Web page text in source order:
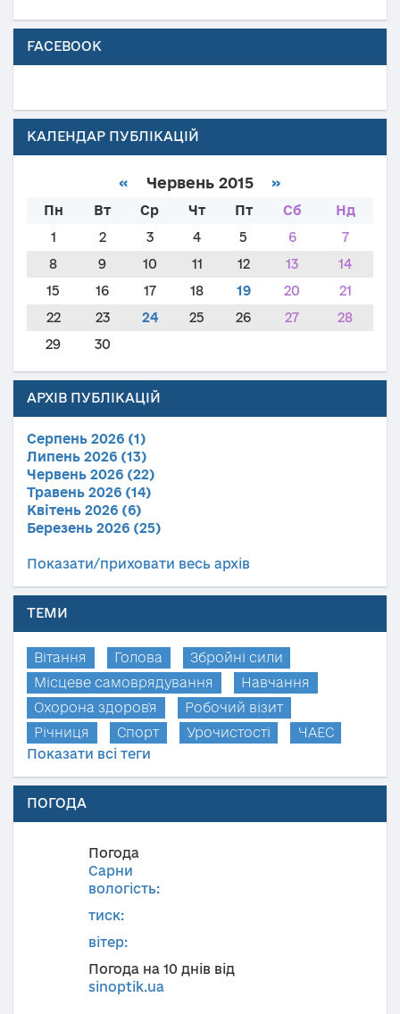
FACEBOOK
КАЛЕНДАР ПУБЛІКАЦІЙ
« Червень 2015 »
Пн Вт Ср Чт Пт Сб
Нд
1
2 3 4 5 6
7
8
9 10 11 12 13
14
15
16 17 18 19 20
21
22
23 24 25 26 27
28
29
30
АРХІВ ПУБЛІКАЦІЙ
Серпень 2026 (1)
Липень 2026 (13)
Червень 2026 (22)
Травень 2026 (14)
Квітень 2026 (6)
Березень 2026 (25)
Показати/приховати весь архів
ТЕМИ
Вітання Голова
Збройні сили
Місцеве самоврядування
Навчання
Охорона здоров'я
Робочий візит
Річниця
Спорт Урочистості
ЧАЕС
Показати всі теги
ПОГОДА
Погода
Сарни
вологість:
тиск:
вітер:
Погода на 10 днів від
sinoptik.ua